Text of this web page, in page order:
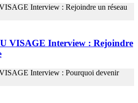
VISAGE Interview : Rejoindre